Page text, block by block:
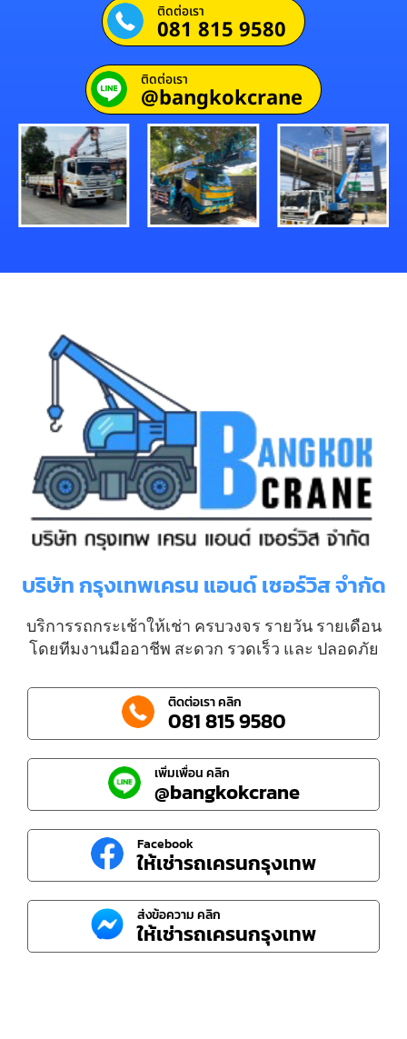
ติดต่อเรา
081 815 9580
ติดต่อเรา
@bangkokcrane
บริษัท กรุงเทพเครน แอนด์ เซอร์วิส จำกัด
บริการรถกระเช้าให้เช่า ครบวงจร รายวัน รายเดือน
โดยทีมงานมืออาชีพ สะดวก รวดเร็ว และ ปลอดภัย
ติดต่อเรา คลิก
081 815 9580
เพิ่มเพื่อน คลิก
@bangkokcrane
Facebook
ให้เช่ารถเครนกรุงเทพ
ส่งข้อความ คลิก
ให้เช่ารถเครนกรุงเทพ